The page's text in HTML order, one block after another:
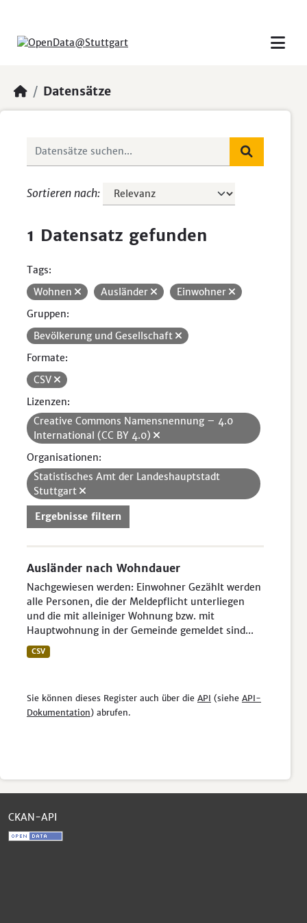
Datensätze
Sortieren nach
1 Datensatz gefunden
Tags:
Wohnen
Ausländer
Einwohner
Gruppen:
Bevölkerung und Gesellschaft
Formate:
CSV
Lizenzen:
Creative Commons Namensnennung – 4.0
International (CC BY 4.0)
Organisationen:
Statistisches Amt der Landeshauptstadt
Stuttgart
Ergebnisse filtern
Ausländer nach Wohndauer
Nachgewiesen werden: Einwohner Gezählt werden
alle Personen, die der Meldepflicht unterliegen
und die mit alleiniger Wohnung bzw. mit
Hauptwohnung in der Gemeinde gemeldet sind...
CSV
Sie können dieses Register auch über die API (siehe API-
Dokumentation) abrufen.
CKAN-API